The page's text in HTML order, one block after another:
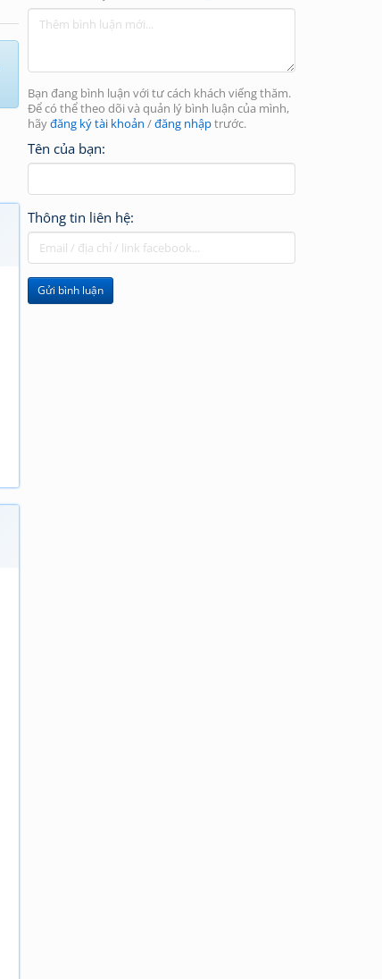
Bạn đang bình luận với tư cách khách viếng thăm.
Để có thể theo dõi và quản lý bình luận của mình,
hãyđăng ký tài khoản /đăng nhậptrước.
Tên của bạn:
Thông tin liên hệ:
Gửi bình luận